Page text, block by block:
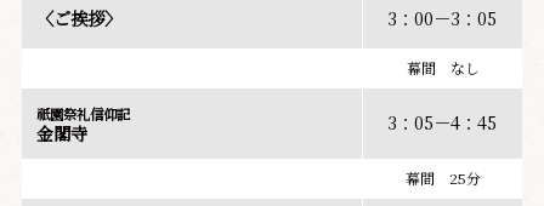
〈ご挨拶〉 3：00－3：05
幕間 なし
祇園祭礼信仰記
金閣寺 3：05－4：45
幕間 25分